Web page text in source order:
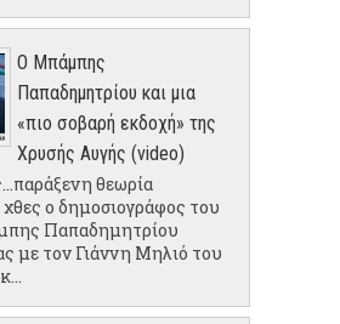
Ο Μπάμπης
Παπαδημητρίου και μια
«πιο σοβαρή εκδοχή» της
Χρυσής Αυγής (video)
θεωρία
ο δημοσιογράφος του
Παπαδημητρίου
με τον Γιάννη Μηλιό του